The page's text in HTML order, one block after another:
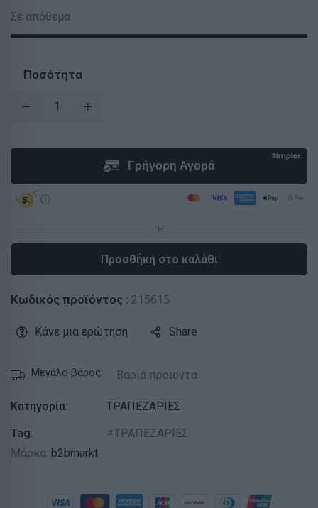
Σε απόθεμα
Ποσότητα
Προσθήκη στο καλάθι
Κωδικός προϊόντος : 215615
Κάνε μια ερώτηση Share
Μεγάλο βάρος: Βαριά προιοντα
Κατηγορία:
ΤΡΑΠΕΖΑΡΙΕΣ
Tag:
ΤΡΑΠΕΖΑΡΙΕΣ
Μάρκα: b2bmarkt